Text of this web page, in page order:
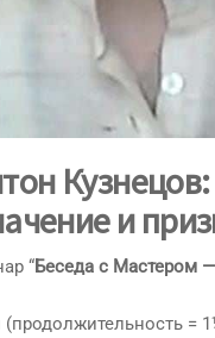
и
“Беседа с Мастером
=